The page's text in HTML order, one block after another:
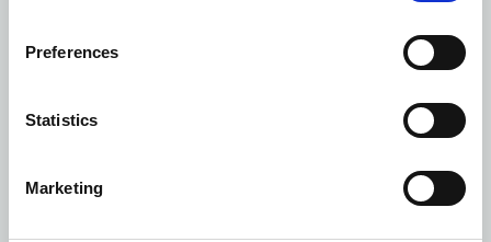
Preferences
Statistics
Marketing
КРИТ
Добро пожаловать в хранилище чудес природы
и человека, где горы и великолепные рощи
встречаются с лазурными водами, уединенные
пляжи обещают бескрайнее спокойствие, а